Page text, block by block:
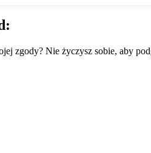
zgody? Nie życzysz sobie, aby